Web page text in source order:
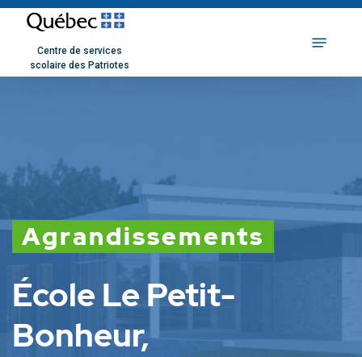
Skip
main
Centre de services
scolaire des Patriotes
Agrandissements
École Le Petit-
Bonheur,